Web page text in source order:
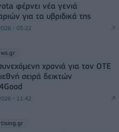
φέρνει νέα γενιά
για τα υβριδικά της
- 05:22
χρονιά για τον ΟΤΕ
σειρά δεικτών
- 11:42